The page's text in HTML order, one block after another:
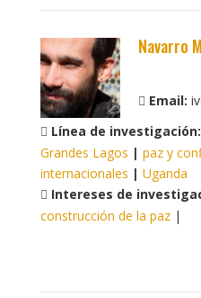
Navarro
Email:
Línea de investigación:
Grandes Lagos | paz y
internacionales | Uganda
Intereses de
construcción de la paz|